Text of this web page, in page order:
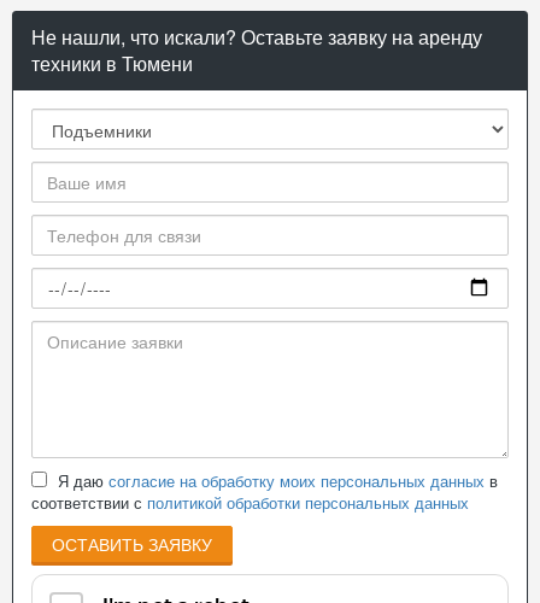
Не нашли, что искали? Оставьте заявку на аренду
техники в Тюмени
Я даю согласие на обработку моих персональных данных в
соответствии с политикой обработки персональных данных
ОСТАВИТЬ ЗАЯВКУ